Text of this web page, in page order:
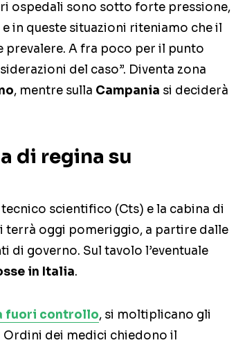
ospedali sono sotto forte pressione,
in queste situazioni riteniamo che il
A fra poco per il punto
del caso”. Diventa zona
, mentre sulla Campania si deciderà
di regina su
scientifico (Cts) e la cabina di
terrà oggi pomeriggio, a partire dalle
governo. Sul tavolo l’eventuale
in Italia.
fuori controllo, si moltiplicano gli
Ordini dei medici chiedono il